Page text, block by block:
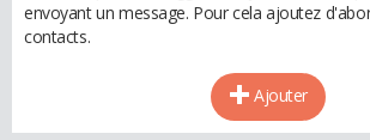
envoyant un message. Pour cela ajoutez
contacts.
Ajouter